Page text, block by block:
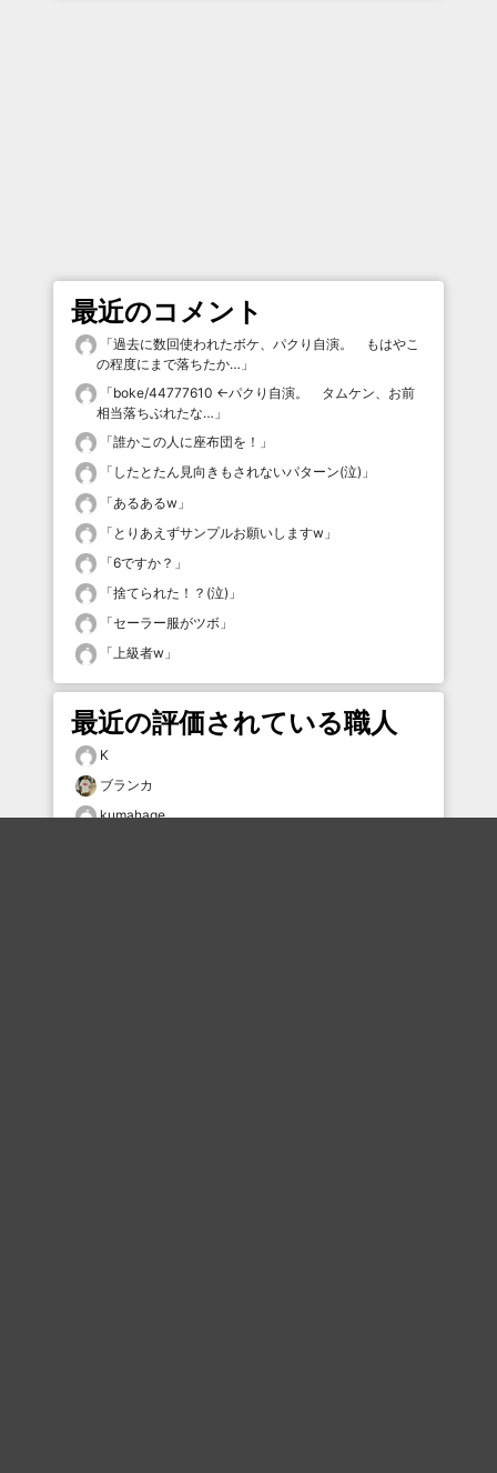
最近のコメント
「過去に数回使われたボケ、パクり自演。 もはやこ
の程度にまで落ちたか… 」
「boke/44777610 ←パクり自演。 タムケン、お前
相当落ちぶれたな… 」
「誰かこの人に座布団を！ 」
「 したとたん見向きもされないパターン(泣) 」
「あるあるw 」
「 とりあえずサンプルお願いしますw 」
「6ですか？ 」
「捨てられた！？(泣) 」
「セーラー服がツボ 」
「上級者w 」
最近の評価されている職人
K
ブランカ
kumahage